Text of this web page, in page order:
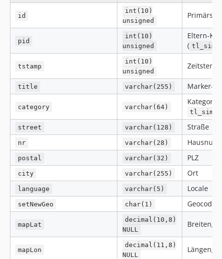
id
int(10)
unsigned
pid
int(10)
unsigned
Eltern-
(
tstamp
int(10)
unsigned
title varchar(255) Marker-
category varchar(64)
street varchar(128) Straße
nr varchar(28)
postal varchar(32) PLZ
city varchar(255) Ort
language varchar(5) Locale
setNewGeo char(1)
mapLat
decimal(10,8)
NULL
mapLon
decimal(11,8)
NULL